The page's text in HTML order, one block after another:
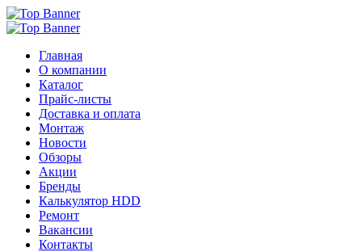
Главная
О компании
Каталог
Прайс-листы
Доставка и оплата
Монтаж
Новости
Обзоры
Акции
Бренды
Калькулятор HDD
Ремонт
Вакансии
Контакты